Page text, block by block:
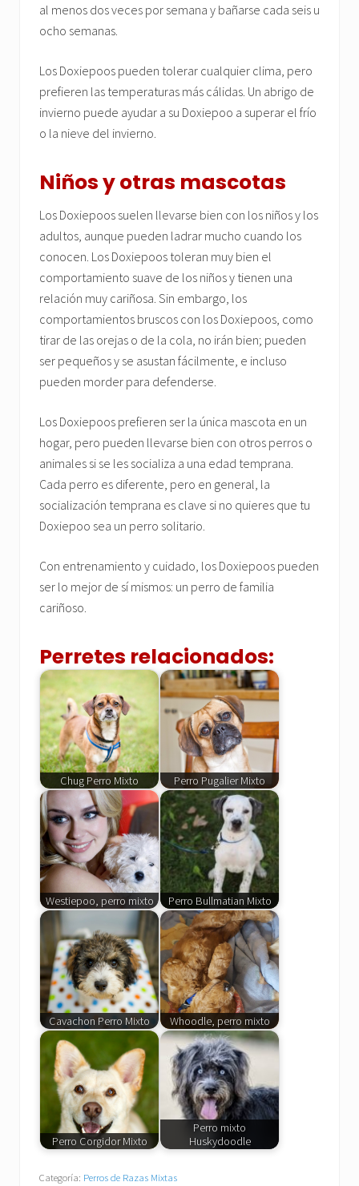
al menos dos veces por semana y bañarse cada seis u
ocho semanas.
Los Doxiepoos pueden tolerar cualquier clima, pero
prefieren las temperaturas más cálidas. Un abrigo de
invierno puede ayudar a su Doxiepoo a superar el frío
o la nieve del invierno.
Niños y otras mascotas
Los Doxiepoos suelen llevarse bien con los niños y los
adultos, aunque pueden ladrar mucho cuando los
conocen. Los Doxiepoos toleran muy bien el
comportamiento suave de los niños y tienen una
relación muy cariñosa. Sin embargo, los
comportamientos bruscos con los Doxiepoos, como
tirar de las orejas o de la cola, no irán bien; pueden
ser pequeños y se asustan fácilmente, e incluso
pueden morder para defenderse.
Los Doxiepoos prefieren ser la única mascota en un
hogar, pero pueden llevarse bien con otros perros o
animales si se les socializa a una edad temprana.
Cada perro es diferente, pero en general, la
socialización temprana es clave si no quieres que tu
Doxiepoo sea un perro solitario.
Con entrenamiento y cuidado, los Doxiepoos pueden
ser lo mejor de sí mismos: un perro de familia
cariñoso.
Perretes relacionados:
Chug Perro Mixto Perro Pugalier Mixto
Westiepoo, perro mixto Perro Bullmatian Mixto
Cavachon Perro Mixto Whoodle, perro mixto
Perro Corgidor Mixto
Perro mixto
Huskydoodle
Categoría: Perros de Razas Mixtas